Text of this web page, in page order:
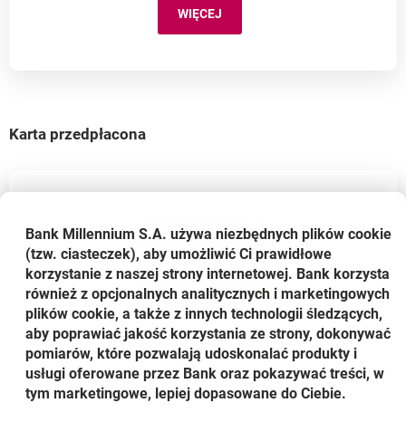
WIĘCEJMILLENNIUM MASTERCARD
Karta przedpłacona
Millennium Mastercard Prepaid
doskonały pomysł na prezent lub elektroniczne
kieszonkowe
możliwość wielokrotnego zasilania
Bank Millennium S.A. używa niezbędnych plików cookie
(tzw. ciasteczek), aby umożliwić Ci prawidłowe
korzystanie z naszej strony internetowej. Bank korzysta
również z opcjonalnych analitycznych i marketingowych
plików cookie, a także z innych technologii śledzących,
aby poprawiać jakość korzystania ze strony, dokonywać
pomiarów, które pozwalają udoskonalać produkty i
usługi oferowane przez Bank oraz pokazywać treści, w
tym marketingowe, lepiej dopasowane do Ciebie.